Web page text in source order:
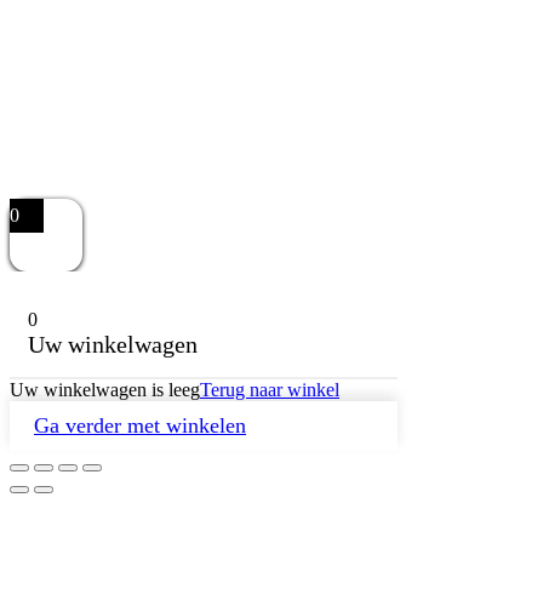
0
0
Uw winkelwagen
Uw winkelwagen is leegTerug naar winkel
Ga verder met winkelen